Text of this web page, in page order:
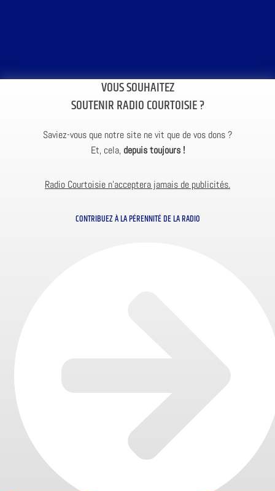
VOUS SOUHAITEZ
SOUTENIR RADIO COURTOISIE ?
Saviez-vous que notre site ne vit que de vos dons ?
Et, cela, depuis toujours !
Radio Courtoisie n’acceptera jamais de publicités.
CONTRIBUEZ À LA PÉRENNITÉ DE LA RADIO